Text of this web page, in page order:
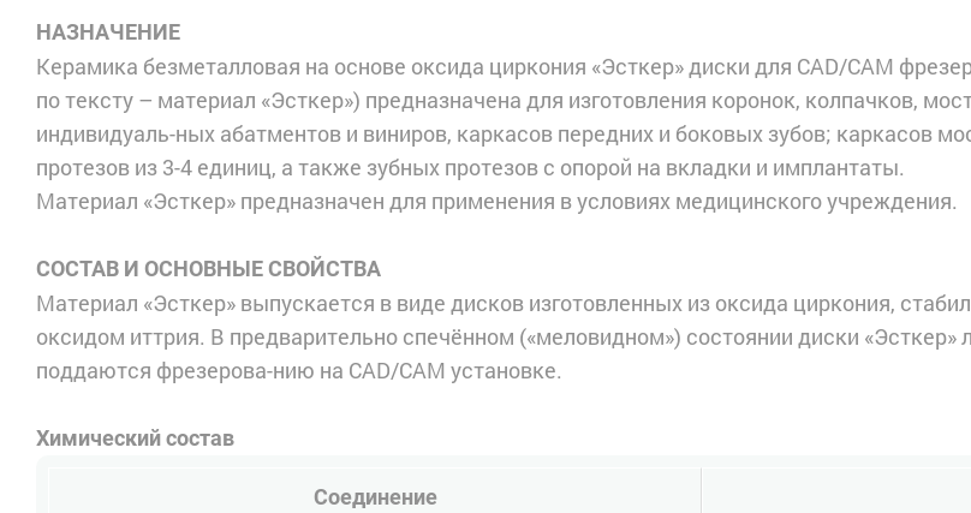
НАЗНАЧЕНИЕ
Керамика безметалловая на основе оксида циркония «Эсткер» диски для CAD/CAM
по тексту – материал «Эсткер») предназначена для изготовления коронок, колпачков,
индивидуаль-ных абатментов и виниров, каркасов передних и боковых зубов; каркасов
протезов из 3-4 единиц, а также зубных протезов с опорой на вкладки и имплантаты.
Материал «Эсткер» предназначен для применения в условиях медицинского учреждения.
СОСТАВ И ОСНОВНЫЕ СВОЙСТВА
Материал «Эсткер» выпускается в виде дисков изготовленных из оксида циркония,
оксидом иттрия. В предварительно спечённом («меловидном») состоянии диски «Эсткер»
поддаются фрезерова-нию на CAD/CAM установке.
Химический состав
Соединение